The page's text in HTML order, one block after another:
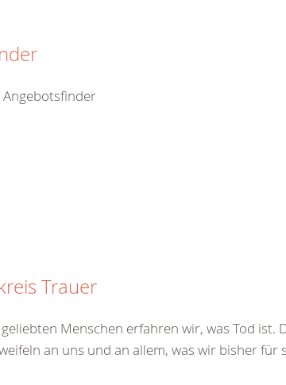
Trauer
Menschen erfahren wir, was Tod
an uns und an allem, was wir bisher für